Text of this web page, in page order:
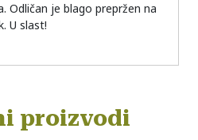
Odličan je blago prepržen na
U slast!
proizvodi